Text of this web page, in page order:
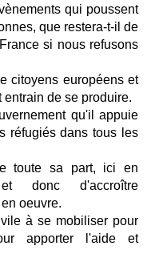
qui poussent
que restera-t-il de
si nous refusons
citoyens européens et
de se produire.
qu'il appuie
réfugiés dans tous les
toute sa part, ici en
donc d'accroître
oeuvre.
à se mobiliser pour
apporter l'aide et